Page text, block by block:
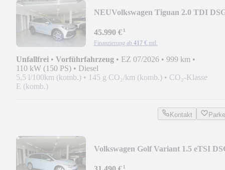
NEUVolkswagen Tiguan 2.0 TDI
45.990 €¹
Finanzierung ab 417 € mtl.
Unfallfrei • Vorführfahrzeug • EZ 07/2026 • 999 km •
110 kW (150 PS) • Diesel
5,5 l/100km (komb.) • 145 g CO₂/km (komb.) • CO₂-Klasse
E (komb.)
Kontakt
Volkswagen Golf Variant 1.5 eTSI
¹